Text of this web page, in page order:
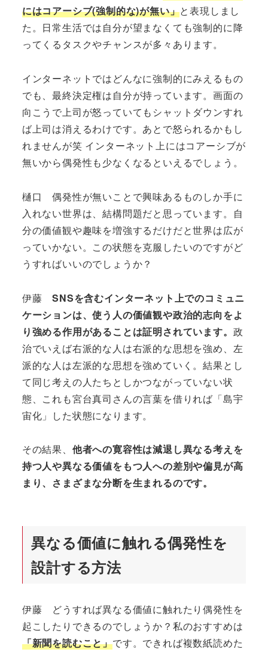
にはコアーシブ(強制的な)が無い」と表現しまし
た。日常生活では自分が望まなくても強制的に降
ってくるタスクやチャンスが多々あります。
インターネットではどんなに強制的にみえるもの
でも、最終決定権は自分が持っています。画面の
向こうで上司が怒っていてもシャットダウンすれ
ば上司は消えるわけです。あとで怒られるかもし
れませんが笑 インターネット上にはコアーシブが
無いから偶発性も少なくなるといえるでしょう。
樋口 偶発性が無いことで興味あるものしか手に
入れない世界は、結構問題だと思っています。自
分の価値観や趣味を増強するだけだと世界は広が
っていかない。この状態を克服したいのですがど
うすればいいのでしょうか？
伊藤SNSを含むインターネット上でのコミュニ
ケーションは、使う人の価値観や政治的志向をよ
り強める作用があることは証明されています。 政
治でいえば右派的な人は右派的な思想を強め、左
派的な人は左派的な思想を強めていく。結果とし
て同じ考えの人たちとしかつながっていない状
態、これも宮台真司さんの言葉を借りれば「島宇
宙化」した状態になります。
その結果、 他者への寛容性は減退し異なる考えを
持つ人や異なる価値をもつ人への差別や偏見が高
まり、さまざまな分断を生まれるのです。
異なる価値に触れる偶発性を
設計する方法
伊藤 どうすれば異なる価値に触れたり偶発性を
起こしたりできるのでしょうか？私のおすすめは
「新聞を読むこと」です。できれば複数紙読めた